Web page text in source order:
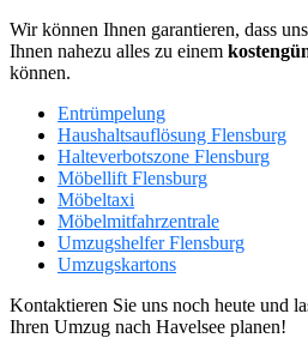
Wir können Ihnen garantieren, dass
Ihnen nahezu alles zu einem
können.
Entrümpelung
Haushaltsauflösung Flensburg
Halteverbotszone Flensburg
Möbellift Flensburg
Möbeltaxi
Möbelmitfahrzentrale
Umzugshelfer Flensburg
Umzugskartons
Kontaktieren Sie uns noch heute und
Ihren Umzug nach Havelsee planen!